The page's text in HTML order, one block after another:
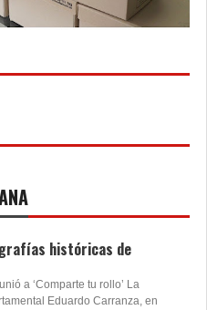
históricas de
a ‘Comparte tu rollo’ La
Eduardo Carranza, en